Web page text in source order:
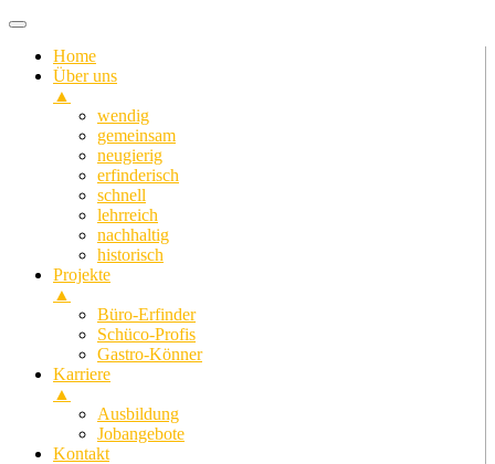
Home
Über uns
▲
wendig
gemeinsam
neugierig
erfinderisch
schnell
lehrreich
nachhaltig
historisch
Projekte
▲
Büro-Erfinder
Schüco-Profis
Gastro-Könner
Karriere
▲
Ausbildung
Jobangebote
Kontakt